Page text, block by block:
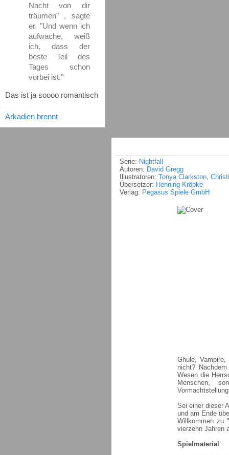
Nacht von dir
träumen" , sagte
er. "Und wenn ich
aufwache, weiß
ich, dass der
beste Teil des
Tages schon
vorbei ist."
Das ist ja soooo romantisch
Arkadien brennt
Serie: Nightfall
Autoren: David Gregg
Illustratoren: Tonya Clarkston,
Übersetzer: Henning Kröpke
Verlag: Pegasus Spiele GmbH
Ghule,
nicht?
Wesen die
Menschen,
Sei einer dieser
und am Ende
Willkommen zu
vierzehn Jahren
Spielmaterial